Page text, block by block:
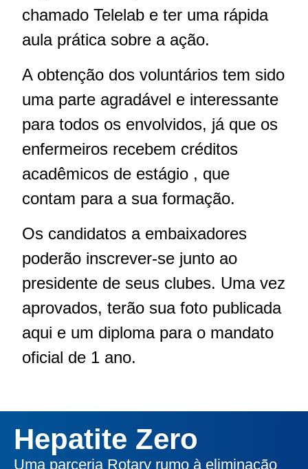
chamado Telelab e ter uma rápida
aula prática sobre a ação.
A obtenção dos voluntários tem sido
uma parte agradável e interessante
para todos os envolvidos, já que os
enfermeiros recebem créditos
acadêmicos de estágio , que
contam para a sua formação.
Os candidatos a embaixadores
poderão inscrever-se junto ao
presidente de seus clubes. Uma vez
aprovados, terão sua foto publicada
aqui e um diploma para o mandato
oficial de 1 ano.
Hepatite Zero
Uma parceria Rotary rumo à eliminação